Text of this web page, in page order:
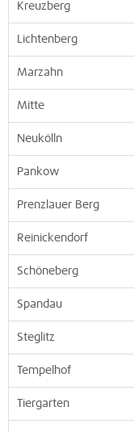
Kreuzberg
Lichtenberg
Marzahn
Mitte
Neukölln
Pankow
Prenzlauer Berg
Reinickendorf
Schöneberg
Spandau
Steglitz
Tempelhof
Tiergarten